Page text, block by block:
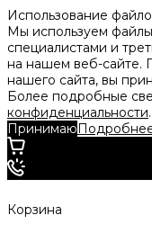
Использование
Мы используем
специалистами и
на нашем веб-сайте.
нашего сайта, вы
Более подробные
конфиденциальности.
Принимаю
Корзина